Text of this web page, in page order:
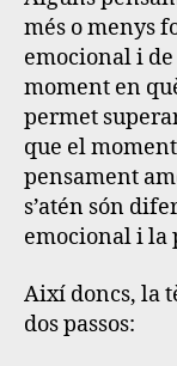
més o menys
emocional i
moment en
permet
que el
pensament
s’atén són
emocional i la
Així doncs, la
dos passos: